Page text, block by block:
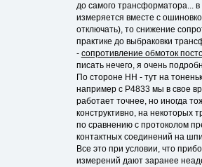
до самого трансформатора...
измеряется вместе с
отключать), то снижение
практике до выбраковки
- сопротивление обмоток
писать нечего, я очень
По стороне НН - тут на
например с Р4833 мы в свое
работает точнее, но иногда
конструктивно, на
по сравнению с протоколом
контактных соединений на
Все это при условии, что
измерений дают заранее